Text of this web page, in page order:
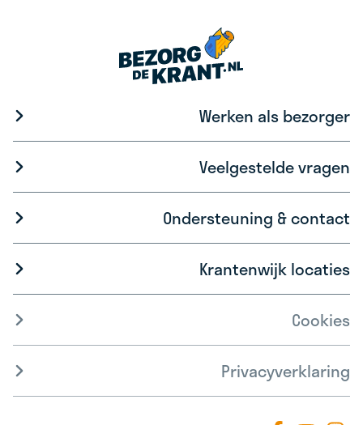
Werken als bezorger
Veelgestelde vragen
Ondersteuning & contact
Krantenwijk locaties
Cookies
Privacyverklaring